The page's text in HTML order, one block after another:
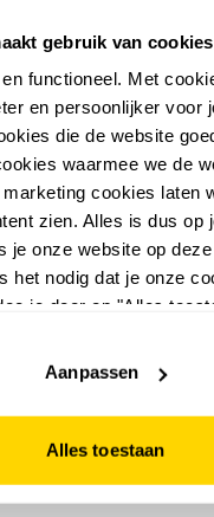
gebruik van cookies
functioneel. Met
en persoonlijker voor
die de website
waarmee we de
cookies laten
zien. Alles is dus op
je onze website op
het nodig dat je onze
je door op "Alles
functioneert.
Aanpassen
Alles toestaan